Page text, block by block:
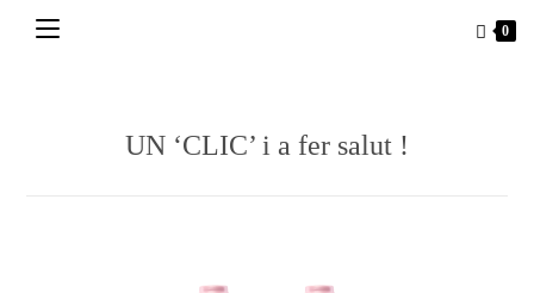
0
UN ‘CLIC’ i a fer salut !